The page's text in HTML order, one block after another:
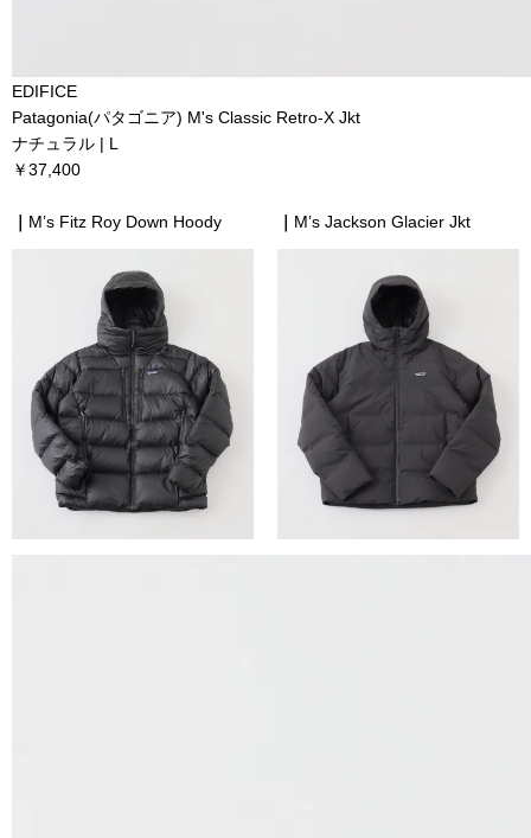
EDIFICE
Patagonia(パタゴニア) M's Classic Retro-X Jkt
ナチュラル | L
￥37,400
｜ M’s Fitz Roy Down Hoody ｜ M’s Jackson Glacier Jkt